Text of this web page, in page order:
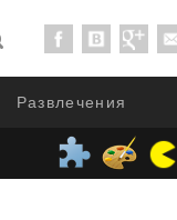
Развлечения